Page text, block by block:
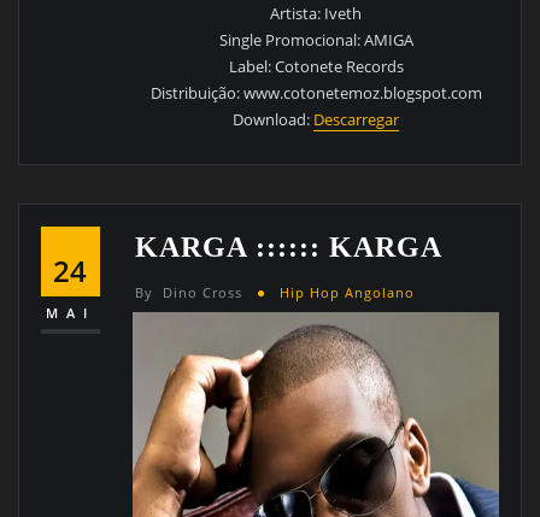
Artista: Iveth
Single Promocional: AMIGA
Label: Cotonete Records
Distribuição: www.cotonetemoz.blogspot.com
Download: Descarregar
24
MAI
KARGA :::::: KARGA
By Dino Cross Hip Hop Angolano